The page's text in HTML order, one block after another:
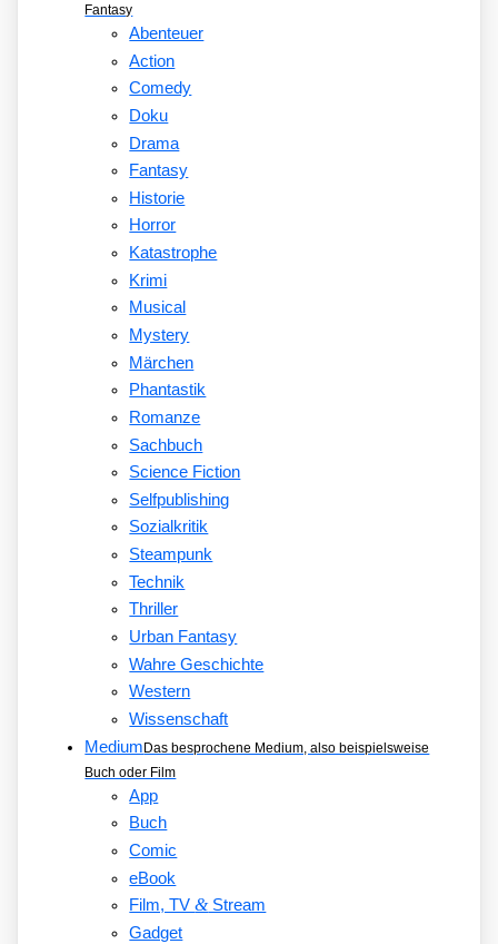
Fantasy
Abenteuer
Action
Comedy
Doku
Drama
Fantasy
Historie
Horror
Katastrophe
Krimi
Musical
Mystery
Märchen
Phantastik
Romanze
Sachbuch
Science Fiction
Selfpublishing
Sozialkritik
Steampunk
Technik
Thriller
Urban Fantasy
Wahre Geschichte
Western
Wissenschaft
MediumDas besprochene Medium, also beispielsweise
Buch oder Film
App
Buch
Comic
eBook
Film, TV&Stream
Gadget